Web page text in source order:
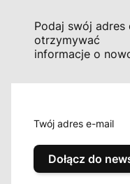
Podaj swój adres
otrzymywać
informacje o
Twój adres e-mail
Dołącz do